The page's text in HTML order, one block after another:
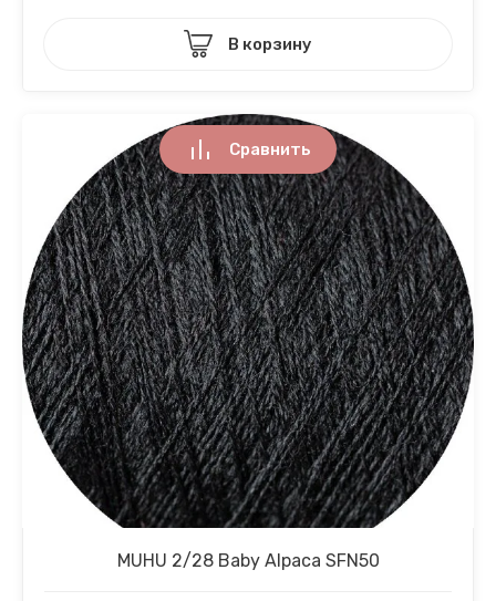
В корзину
MUHU 2/28 Baby Alpaca SFN50
Сравнить